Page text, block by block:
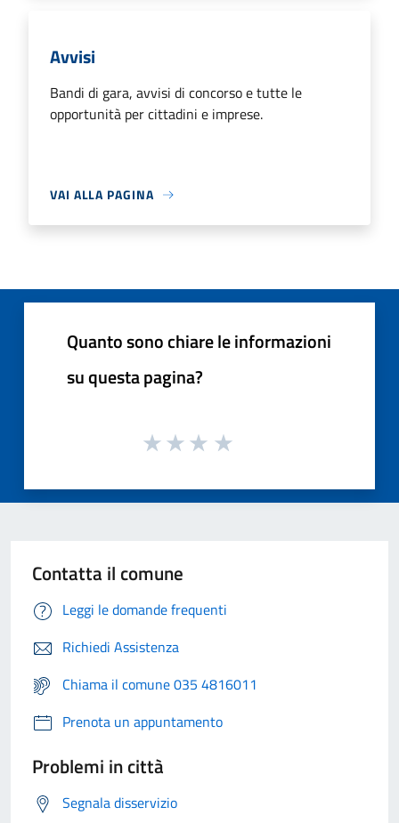
Avvisi
Bandi di gara, avvisi di concorso e tutte le
opportunità per cittadini e imprese.
VAI ALLA PAGINA
Quanto sono chiare le informazioni
su questa pagina?
Contatta il comune
Leggi le domande frequenti
Richiedi Assistenza
Chiama il comune 035 4816011
Prenota un appuntamento
Problemi in città
Segnala disservizio